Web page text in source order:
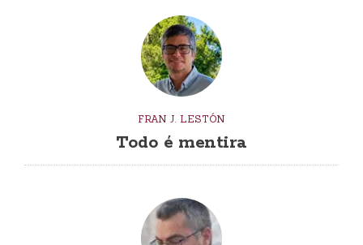
FRAN J. LESTÓN
Todo é mentira